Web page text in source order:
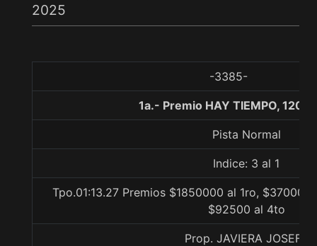
2025
-3385-
1a.- Premio HAY TIEMPO, 1200
Pista Normal
Indice: 3 al 1
Tpo.01:13.27 Premios $1850000 al 1ro,
$92500 al 4to
Prop. JAVIERA JOSEFA